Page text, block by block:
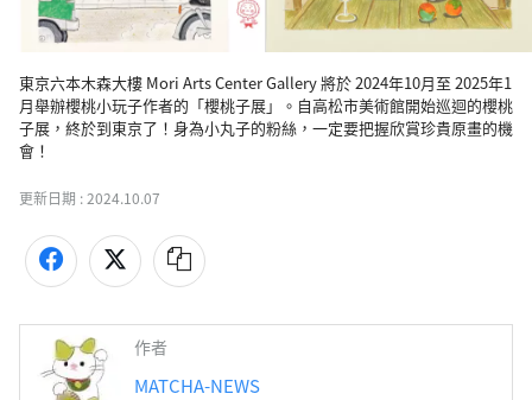
東京六本木森大樓 Mori Arts Center Gallery 將於 2024年10月至 2025年1
月舉辦櫻桃小玩子作者的「櫻桃子展」。自高松市美術館開始巡迴的櫻桃
子展，終於到東京了！身為小丸子的粉絲，一定要把握欣賞珍貴原畫的機
會！
更新日期 :2024.10.07
作者
MATCHA-NEWS